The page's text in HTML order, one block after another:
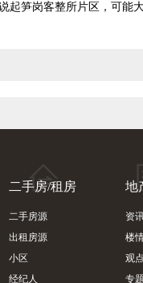
笋岗客整所片区，可能
二手房/租房
二手房源
出租房源
小区
经纪人
地
资
楼
观点
专题